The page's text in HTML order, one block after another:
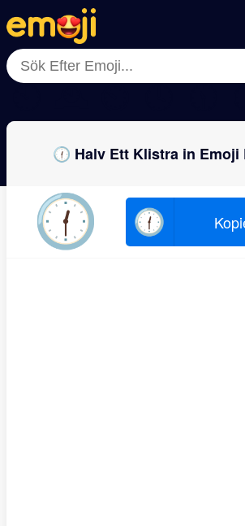
Menu
Close
Menu
Close
🕧 Halv Ett Klistra in Emoji
🕧 🕧